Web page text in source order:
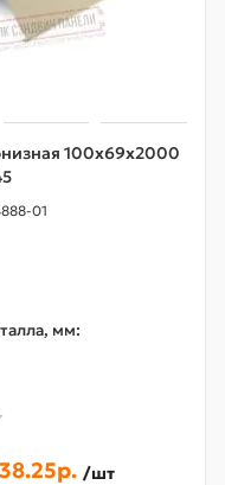
100х69х2000
01
мм:
/шт